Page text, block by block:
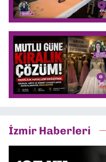
İzmir Haberleri